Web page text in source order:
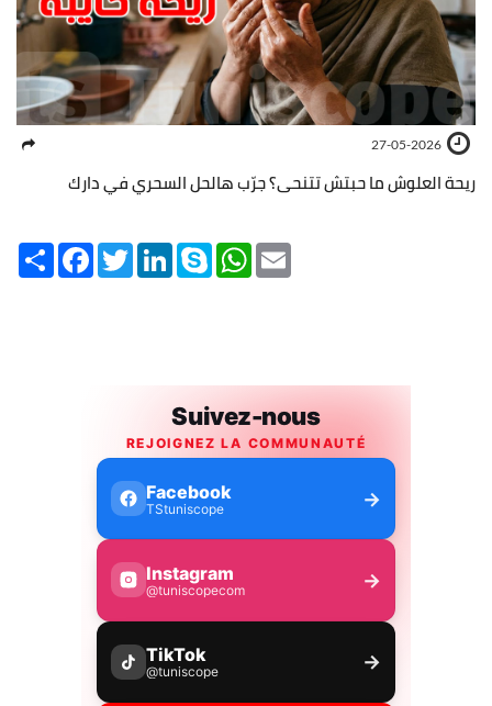
27-05-2026
ريحة العلوش ما حبتش تتنحى؟ جرّب هالحل السحري في دارك
Share FacebookTwitterLinkedInSkype WhatsApp